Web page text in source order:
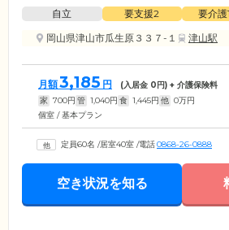
自立 要支援2 要介護
岡山県津山市瓜生原３３７-１
津山駅
月額3,185 円 (入居金 0円) + 介護保険料
家 700円 管 1,040円 食 1,445円 他 0万円
個室 / 基本プラン
定員60名 /居室40室 /電話0868-26-0888
空き状況を知る